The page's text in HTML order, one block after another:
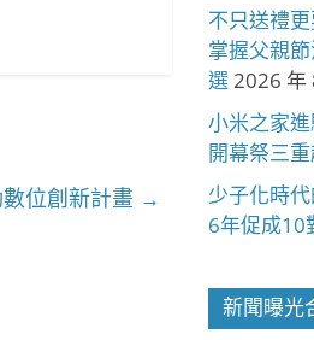
位創新計畫 →
不只送禮
掌握父親
選2026 年
小米之家
開幕祭三
少子化時
6年促成10
新聞曝光